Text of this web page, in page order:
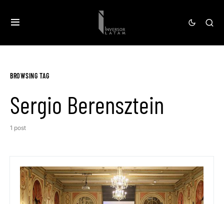
BROWSING TAG
Sergio Berensztein
1 post